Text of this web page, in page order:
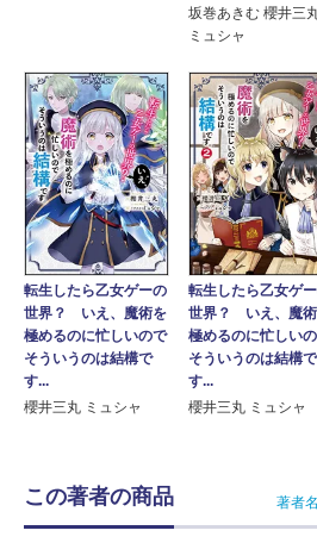
坂巻あきむ 櫻井三
ミュシャ
転生したら乙女ゲーの
世界？ いえ、魔術を
極めるのに忙しいので
そういうのは結構で
す...
櫻井三丸 ミュシャ
転生したら乙女ゲ
世界？ いえ、魔
極めるのに忙しい
そういうのは結構で
す...
櫻井三丸 ミュシャ
この著者の商品 著者